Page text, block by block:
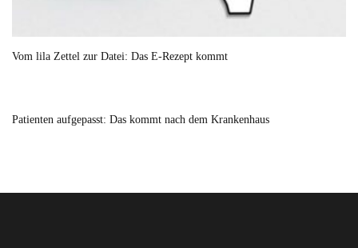
Vom lila Zettel zur Datei: Das E-Rezept kommt
Patienten aufgepasst: Das kommt nach dem Krankenhaus